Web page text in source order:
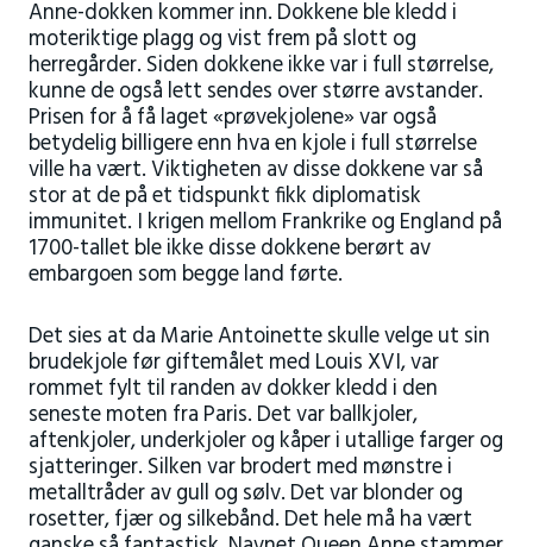
Anne-dokken kommer inn. Dokkene ble kledd i
moteriktige plagg og vist frem på slott og
herregårder. Siden dokkene ikke var i full størrelse,
kunne de også lett sendes over større avstander.
Prisen for å få laget «prøvekjolene» var også
betydelig billigere enn hva en kjole i full størrelse
ville ha vært. Viktigheten av disse dokkene var så
stor at de på et tidspunkt fikk diplomatisk
immunitet. I krigen mellom Frankrike og England på
1700-tallet ble ikke disse dokkene berørt av
embargoen som begge land førte.
Det sies at da Marie Antoinette skulle velge ut sin
brudekjole før giftemålet med Louis XVI, var
rommet fylt til randen av dokker kledd i den
seneste moten fra Paris. Det var ballkjoler,
aftenkjoler, underkjoler og kåper i utallige farger og
sjatteringer. Silken var brodert med mønstre i
metalltråder av gull og sølv. Det var blonder og
rosetter, fjær og silkebånd. Det hele må ha vært